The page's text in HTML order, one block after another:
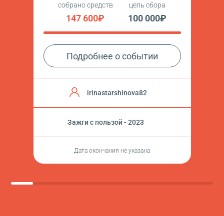
собрано средств
147 600₽
цель сбора
100 000₽
Подробнее о событии
irinastarshinova82
Зажги с пользой - 2023
Дата окончания не указана